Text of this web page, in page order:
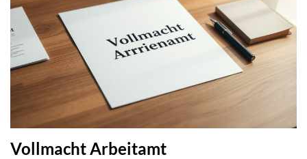
Vollmacht Arbeitamt